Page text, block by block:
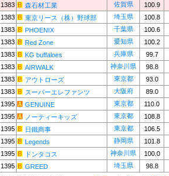
1383
森石材工業 佐賀県
100.9
1383
東京リース（株）野球部 埼玉県
100.8
1383
PHOENIX 千葉県
100.6
1383
Red Zone 愛知県
100.2
1383
KG buffaloes 兵庫県
99.7
1383
AIRWALK 神奈川県
98.8
1383
アウトローズ 東京都
93.0
1383
スーパーエレファンツ 大阪府
89.0
1395
GENUINE 東京都
110.0
1395
ノーティーキッズ 東京都
108.8
1395
日鐵商事 東京都
106.5
1395
Legends 静岡県
101.8
1395
ドンタコス 神奈川県
100.0
1395
GREED 埼玉県 98.8